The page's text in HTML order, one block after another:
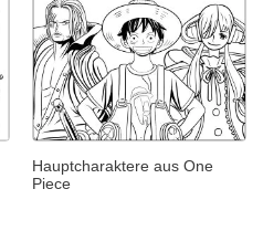
Hauptcharaktere aus One
Piece